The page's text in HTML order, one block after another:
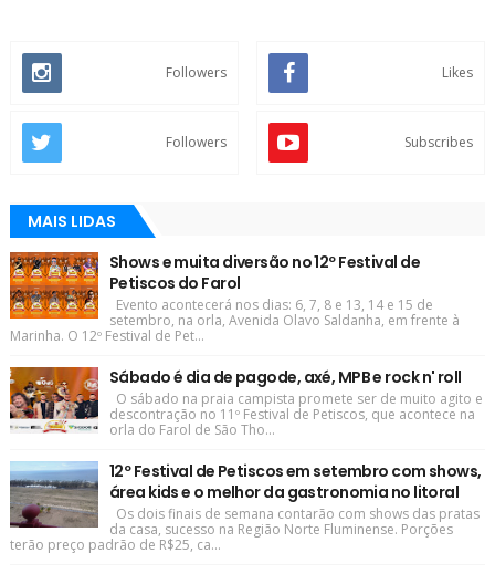
Followers Likes
Followers Subscribes
MAIS LIDAS
Shows e muita diversão no 12º Festival de
Petiscos do Farol
Evento acontecerá nos dias: 6, 7, 8 e 13, 14 e 15 de
setembro, na orla, Avenida Olavo Saldanha, em frente à
Marinha. O 12º Festival de Pet...
Sábado é dia de pagode, axé, MPB e rock n' roll
O sábado na praia campista promete ser de muito agito e
descontração no 11º Festival de Petiscos, que acontece na
orla do Farol de São Tho...
12º Festival de Petiscos em setembro com shows,
área kids e o melhor da gastronomia no litoral
Os dois finais de semana contarão com shows das pratas
da casa, sucesso na Região Norte Fluminense. Porções
terão preço padrão de R$25, ca...